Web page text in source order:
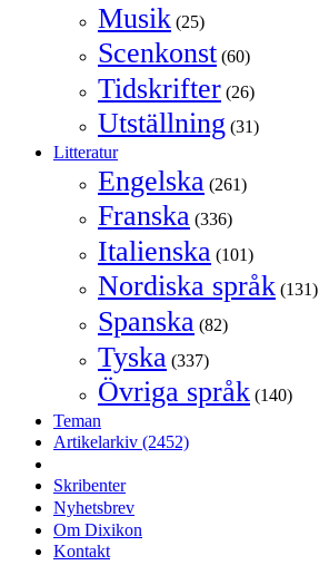
Musik (25)
Scenkonst (60)
Tidskrifter (26)
Utställning (31)
Litteratur
Engelska (261)
Franska (336)
Italienska (101)
Nordiska språk (131)
Spanska (82)
Tyska (337)
Övriga språk (140)
Teman
Artikelarkiv (2452)
Skribenter
Nyhetsbrev
Om Dixikon
Kontakt